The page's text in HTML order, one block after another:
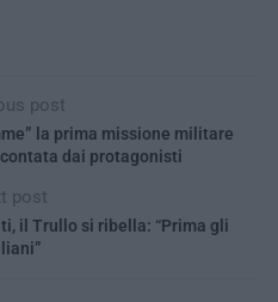
post
la prima missione militare
dai protagonisti
post
il Trullo si ribella: “Prima gli